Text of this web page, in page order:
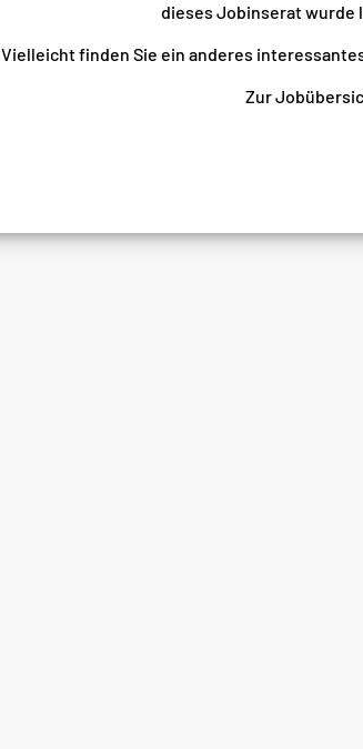
dieses Jobinserat wurde
Vielleicht finden Sie ein anderes
Zur